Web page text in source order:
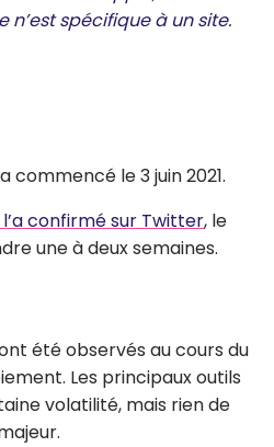
n’est spécifique à un site.
commencé le 3 juin 2021.
l’a confirmé sur Twitter, le
une à deux semaines.
été observés au cours du
Les principaux outils
volatilité, mais rien de